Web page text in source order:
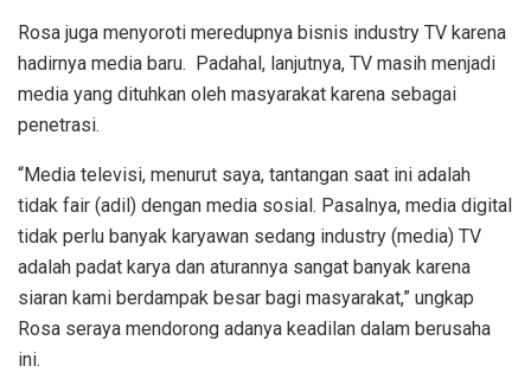
Rosa juga menyoroti meredupnya bisnis industry TV karena
hadirnya media baru. Padahal, lanjutnya, TV masih menjadi
media yang dituhkan oleh masyarakat karena sebagai
penetrasi.
“Media televisi, menurut saya, tantangan saat ini adalah
tidak fair (adil) dengan media sosial. Pasalnya, media digital
tidak perlu banyak karyawan sedang industry (media) TV
adalah padat karya dan aturannya sangat banyak karena
siaran kami berdampak besar bagi masyarakat,” ungkap
Rosa seraya mendorong adanya keadilan dalam berusaha
ini.